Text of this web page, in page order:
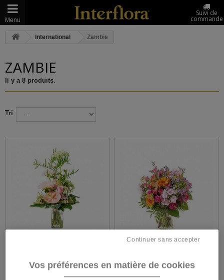
Menu
Suivi de
commande
International Zambie
ZAMBIE
Il y a 8 produits.
Tri
HAUTEUR
Vos préférences en matière de cookies
Continuer sans accepter